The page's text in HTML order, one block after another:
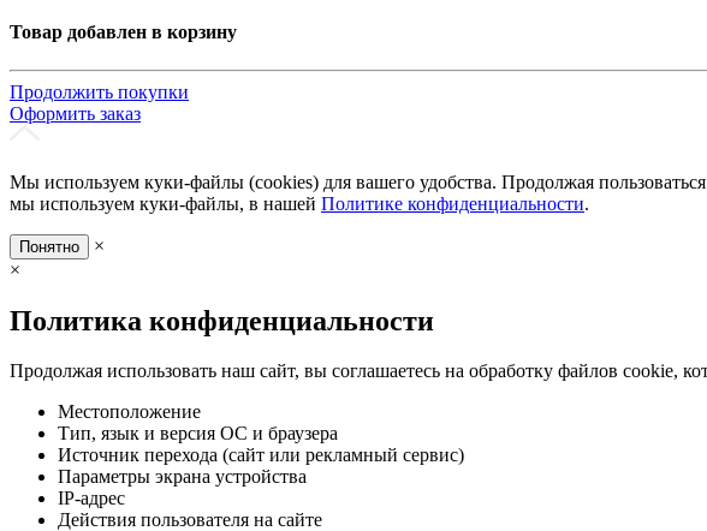
Товар добавлен в корзину
Продолжить покупки
Оформить заказ
Мы используем куки-файлы (cookies) для вашего удобства. Продолжая
мы используем куки-файлы, в нашей Политике конфиденциальности.
Понятно
×
×
Политика конфиденциальности
Продолжая использовать наш сайт, вы соглашаетесь на обработку файлов cookie,
Местоположение
Тип, язык и версия ОС и браузера
Источник перехода (сайт или рекламный сервис)
Параметры экрана устройства
IP-адрес
Действия пользователя на сайте